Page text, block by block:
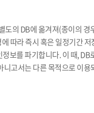
도의 DB에 옮겨져(종이의 경
따라 즉시 혹은 일정기간 저
보를 파기합니다. 이 때, DB
니고서는 다른 목적으로 이용